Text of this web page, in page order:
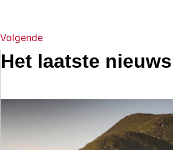
Volgende
Het laatste nieuws